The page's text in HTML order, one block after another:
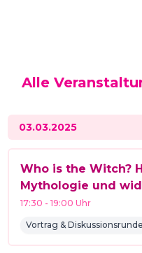
Alle
03.03.2025
Who is the Witch?
Mythologie und
17:30 -19:00 Uhr
Vortrag & Diskussionsrunde